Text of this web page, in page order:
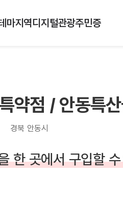
마지역디지털관광주민증
약점 / 안동특
경북 안동시
한 곳에서 구입할